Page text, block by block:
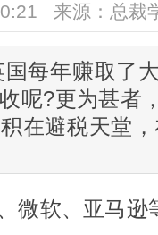
来源：总
每年赚取了
呢?更为甚者
在避税天堂
微软、亚马逊